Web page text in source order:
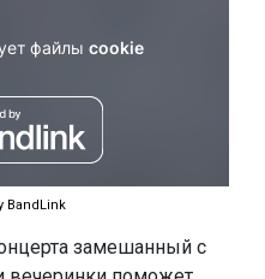
BandLink
замешанный с